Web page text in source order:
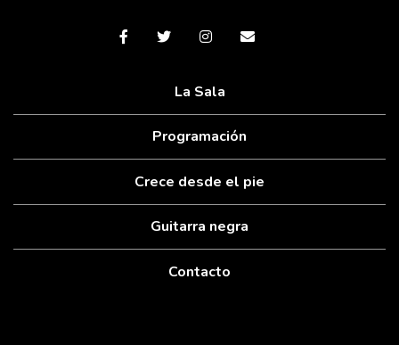
La Sala
Programación
Crece desde el pie
Guitarra negra
Contacto